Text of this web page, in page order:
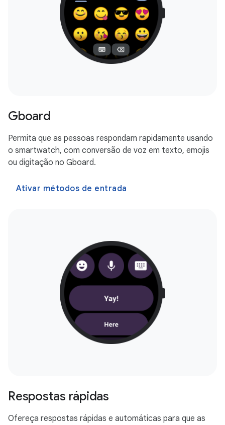
Gboard
Permita que as pessoas respondam rapidamente usando
o smartwatch, com conversão de voz em texto, emojis
ou digitação no Gboard.
Ativar métodos de entrada
Respostas rápidas
Ofereça respostas rápidas e automáticas para que as